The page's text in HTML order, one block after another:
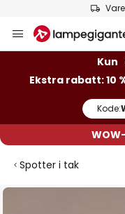
Hopp
til
Kun
Ekstra rabatt: 10
Kode:
Spotter i tak
Gå